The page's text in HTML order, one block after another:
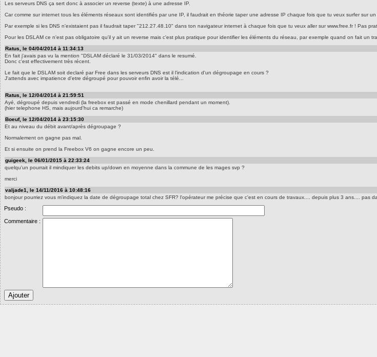
Les serveurs DNS ça sert donc à associer un reverse (texte) à une adresse IP.
Car comme sur internet tous les éléments réseaux sont identifiés par une IP, il faudrait en théorie taper une adresse IP chaque fois que tu veux surfer sur un
Par exemple si les DNS n'existaient pas il faudrait taper "212.27.48.10" dans ton navigateur internet à chaque fois que tu veux aller sur www.free.fr ! Pas
Pour les DSLAM ce n'est pas obligatoire qu'il y ait un reverse mais c'est plus pratique pour identifier les éléments du réseau, par exemple quand on fait un
Ratus, le 04/04/2014 à 11:34:13
En fait j'avais pas vu la mention "DSLAM déclaré le 31/03/2014" dans le resumé.
Donc c'est effectivement très récent.
Le fait que le DSLAM soit declaré par Free dans les serveurs DNS est il l'indication d'un dégroupage en cours ?
J'attends avec impatience d'etre dégroupé pour pouvoir enfin avoir la télé...
Ratus, le 12/04/2014 à 21:59:51
Ayé, dégroupé depuis vendredi (la freebox est passé en mode chenillard pendant un moment).
(hier telephone HS, mais aujourd'hui ca remarche)
Boeuf, le 12/04/2014 à 23:15:30
Et au niveau du débit avant/après dégroupage ?
Normalement on gagne pas mal.
Et si ensuite on prend la Freebox V6 on gagne encore un peu.
guigeek, le 06/01/2015 à 22:33:24
quelqu'un pourrait il mindiquer les debits up/down en moyenne dans la commune de les mages svp ?
merci
valjade1, le 14/11/2016 à 10:48:16
bonjour pourriez vous m'indiquez la date de dégroupage total chez SFR? l'opérateur me précise que c'est en cours de travaux.... depuis plus 3 ans.... pas
Pseudo :
Commentaire :